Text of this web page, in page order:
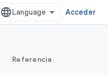
Acceder
Referencia